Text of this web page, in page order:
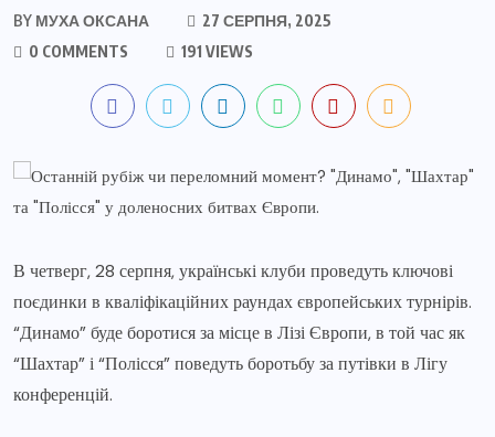
BY МУХА ОКСАНА
27 СЕРПНЯ, 2025
0 COMMENTS
191 VIEWS
В четверг, 28 серпня, українські клуби проведуть ключові
поєдинки в кваліфікаційних раундах європейських турнірів.
“Динамо” буде боротися за місце в Лізі Європи, в той час як
“Шахтар” і “Полісся” поведуть боротьбу за путівки в Лігу
конференцій.